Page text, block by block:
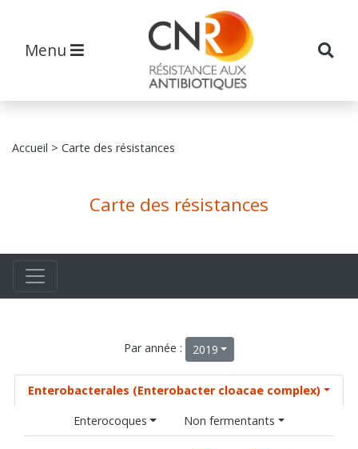
Menu
Accueil > Carte des résistances
Carte des résistances
Par année : 2019
Enterobacterales (Enterobacter cloacae complex)
Enterocoques
Non fermentants